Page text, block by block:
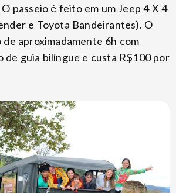
O passeio é feito em um Jeep 4 X 4
e Toyota Bandeirantes). O
aproximadamente 6h com
de guia bilíngue e custa R$100 por